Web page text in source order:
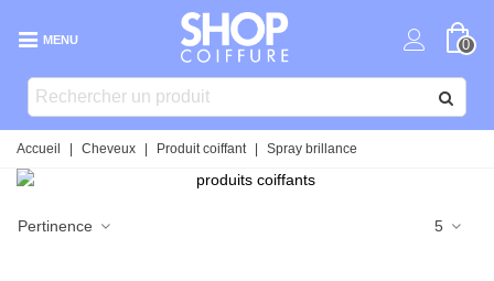
MENU 0
Accueil Cheveux Produit coiffant Spray brillance
Pertinence 5